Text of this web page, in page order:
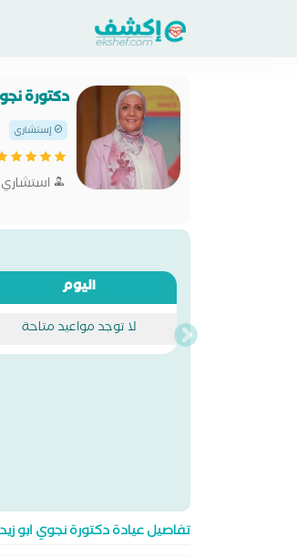
دكتورة
إستشاري
استشاري
اليوم
لا توجد مواعيد متاحة
تفاصيل عيادة دكتورة نجوي ابو زيد